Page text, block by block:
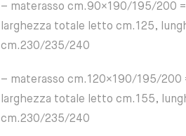
– materasso cm.90×190/195/200
larghezza totale letto cm.125,
cm.230/235/240
– materasso cm.120×190/195/
larghezza totale letto cm.155,
cm.230/235/240